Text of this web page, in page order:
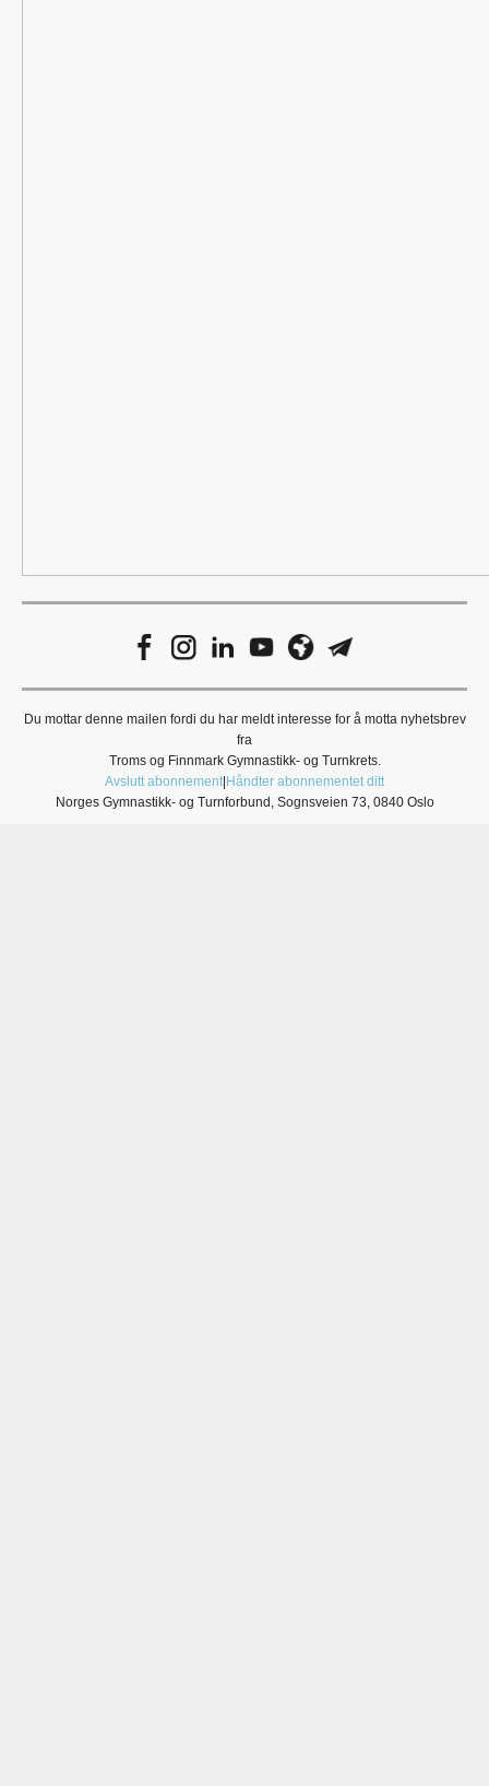
Du mottar denne mailen fordi du har meldt interesse for å motta nyhetsbrev
fra
Troms og Finnmark Gymnastikk- og Turnkrets.
Avslutt abonnement| Håndter abonnementet ditt
Norges Gymnastikk- og Turnforbund, Sognsveien 73, 0840 Oslo